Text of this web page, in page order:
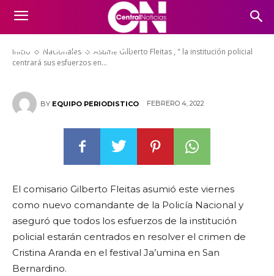
Inicio Nacionales
Asume Gilberto Fleitas , " la institución policial
centrará sus esfuerzos en...
institución policial centrará sus
esfuerzos en resolver el crimen
de Vita Aranda»
BY EQUIPO PERIODISTICO FEBRERO 4, 2022
El comisario Gilberto Fleitas asumió este viernes
como nuevo comandante de la Policía Nacional y
aseguró que todos los esfuerzos de la institución
policial estarán centrados en resolver el crimen de
Cristina Aranda en el festival Ja’umina en San
Bernardino.